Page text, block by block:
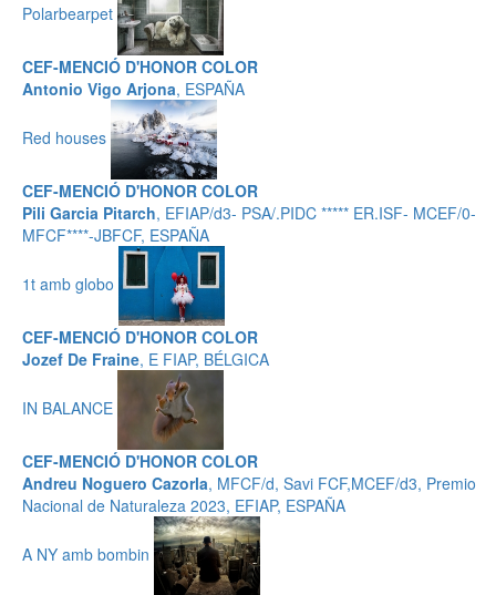
Polarbearpet
CEF-MENCIÓ D'HONOR COLOR
Antonio Vigo Arjona, ESPAÑA
Red houses
CEF-MENCIÓ D'HONOR COLOR
Pili Garcia Pitarch, EFIAP/d3- PSA/.PIDC ***** ER.ISF- MCEF/0-
MFCF****-JBFCF, ESPAÑA
1t amb globo
CEF-MENCIÓ D'HONOR COLOR
Jozef De Fraine, E FIAP, BÉLGICA
IN BALANCE
CEF-MENCIÓ D'HONOR COLOR
Andreu Noguero Cazorla, MFCF/d, Savi FCF,MCEF/d3, Premio
Nacional de Naturaleza 2023, EFIAP, ESPAÑA
A NY amb bombin